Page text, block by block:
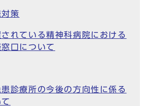
策
れている精神科病院における
口について
診療所の今後の方向性に係る